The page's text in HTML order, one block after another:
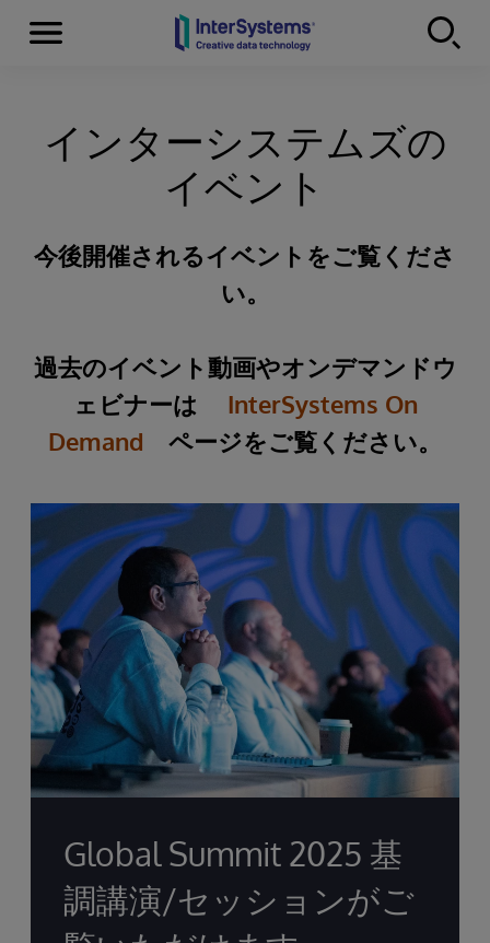
Skip to content
Menu
インターシステムズの
イベント
今後開催されるイベントをご覧くださ
い。
過去のイベント動画やオンデマンドウ
ェビナーは
InterSystems On
Demand ページをご覧ください。
Global Summit 2025 基
調講演/セッションがご